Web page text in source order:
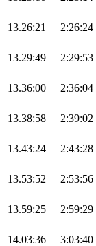
13.26:21 2:26:24
13.29:49 2:29:53
13.36:00 2:36:04
13.38:58 2:39:02
13.43:24 2:43:28
13.53:52 2:53:56
13.59:25 2:59:29
14.03:36 3:03:40